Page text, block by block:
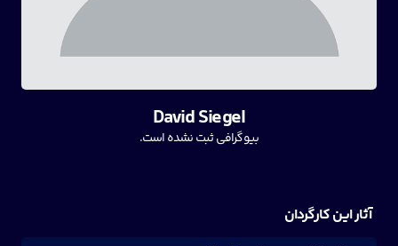
David Siegel
بیوگرافی ثبت نشده است.
آثار این کارگردان